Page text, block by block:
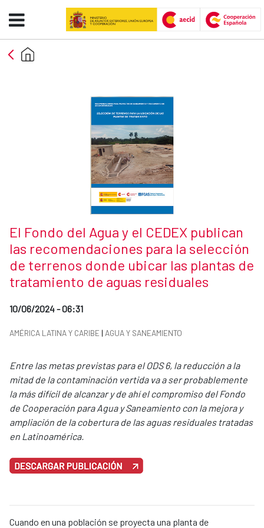
Skip to Main Content
El Fondo del Agua y el CEDEX
News title
El Fondo del Agua y el CEDEX publican
las recomendaciones para la selección
de terrenos donde ubicar las plantas de
tratamiento de aguas residuales
Date of publication of the news item
10/06/2024 - 06:31
News categories
AMÉRICA LATINA Y CARIBE | AGUA Y SANEAMIENTO
Entre las metas previstas para el ODS 6, la reducción a la
mitad de la contaminación vertida va a ser probablemente
la más difícil de alcanzar y de ahí el compromiso del Fondo
de Cooperación para Agua y Saneamiento con la mejora y
ampliación de la cobertura de las aguas residuales tratadas
en Latinoamérica.
News content
Cuando en una población se proyecta una planta de